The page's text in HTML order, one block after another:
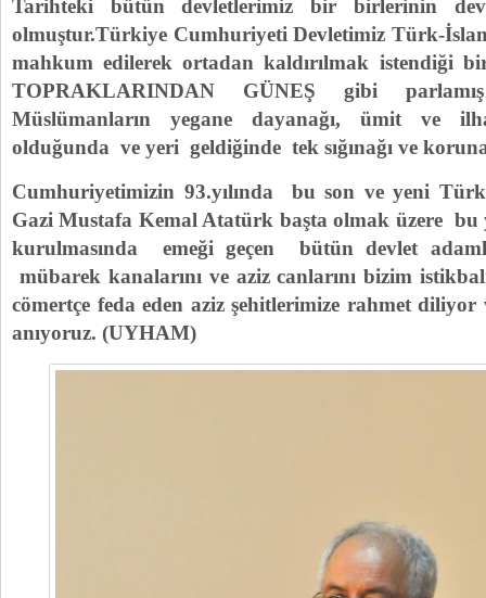
Tarihteki bütün devletlerimiz bir birlerinin
olmuştur.Türkiye Cumhuriyeti Devletimiz Türk-
mahkum edilerek ortadan kaldırılmak istendiği
TOPRAKLARINDAN GÜNEŞ gibi
Müslümanların yegane dayanağı, ümit ve
olduğunda ve yeri geldiğinde tek sığınağı ve
Cumhuriyetimizin 93.yılında bu son ve yeni
Gazi Mustafa Kemal Atatürk başta olmak üzere bu
kurulmasında emeği geçen bütün devlet
mübarek kanalarını ve aziz canlarını bizim
cömertçe feda eden aziz şehitlerimize rahmet
anıyoruz. (UYHAM)